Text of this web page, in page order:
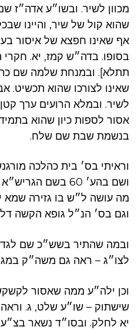
מכוון לשיר. ובשו״ע
שהוא קול של שיר, והיינו
אף שאינו חפצא של איסור
בסופו. בדה״ש קמז, יא. חקרי
תתלא]. ובמנחת שלמה שם
שאינו לצורכו שהוא תכשיט.
לשיר. ובמלא הרועים ערך
אסור לספות כיון שהוא
בנשמת שבת שם שלח.
וראיתי בס׳ בית כהלכה
ושם בהע׳ 60 בשם
מה עושה ל״ש בו גזירה שמא
וגם בס׳ הנ״ל גופא הקשה
ובמה שהתיר בשש״כ שם
לצו״ג – ראה גם משה״ק
וכן ילה״ע ממה שאסור
שישתוק – שו״ע שלט, ג.
יא לחלק. ובסו״ד נשאר